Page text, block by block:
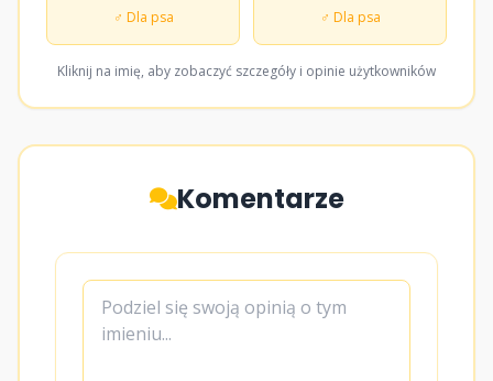
♂ Dla psa ♂ Dla psa
Kliknij na imię, aby zobaczyć szczegóły i opinie użytkowników
Komentarze